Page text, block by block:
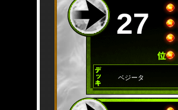
27
ベジータ